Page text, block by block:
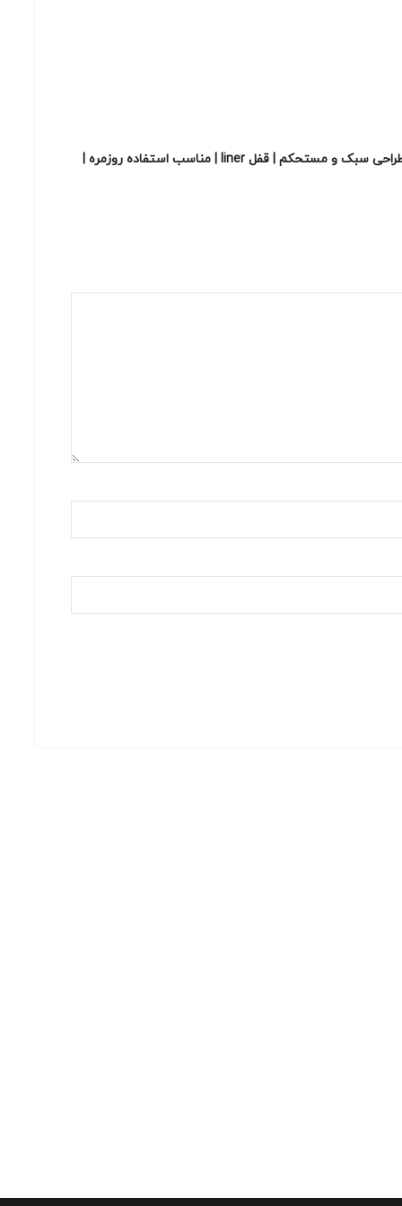
اولین نفری باشید که دیدگاهی را ارسال می کنید برای “چاقوی تاکتیکال بوکر پلاس مدل Frelon | چاقوی جمع‌شونده با تیغه فولاد ضد زنگ | طراحی سبک و مستحکم | قفل liner | مناسب استفاده روزمره |